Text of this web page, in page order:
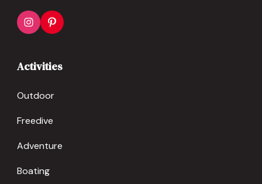
Activities
Outdoor
Freedive
Adventure
Boating